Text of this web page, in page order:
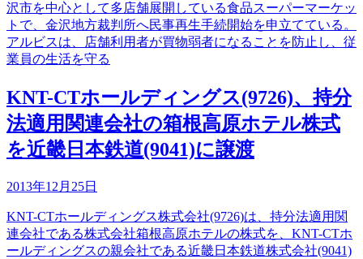
沢市を中心として多店舗展開している食品スーパーマーケッ
トで、金沢地方裁判所へ民事再生手続開始を申立てている。
アルビスは、店舗利用者が買物弱者になることを防止し、従
業員の生活を守る
KNT-CTホールディングス(9726)、持分
法適用関連会社の箱根高原ホテル株式
を近畿日本鉄道(9041)に譲渡
2013年12月25日
KNT-CTホールディングス株式会社(9726)は、持分法適用関
連会社である株式会社箱根高原ホテルの株式を、KNT-CTホ
ールディングスの親会社である近畿日本鉄道株式会社(9041)